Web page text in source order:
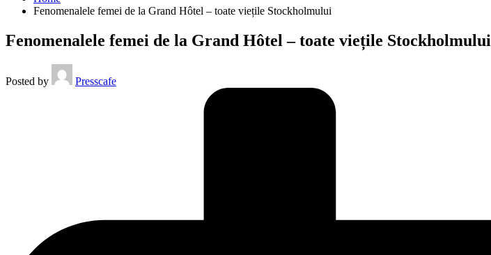
Fenomenalele femei de la Grand Hôtel – toate viețile Stockholmului
Fenomenalele femei de la Grand Hôtel – toate viețile Stockholmului
Posted by Presscafe